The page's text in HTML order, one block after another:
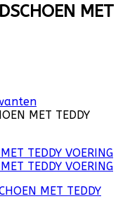
MET
MET TEDDY
TEDDY VOERING
TEDDY VOERING